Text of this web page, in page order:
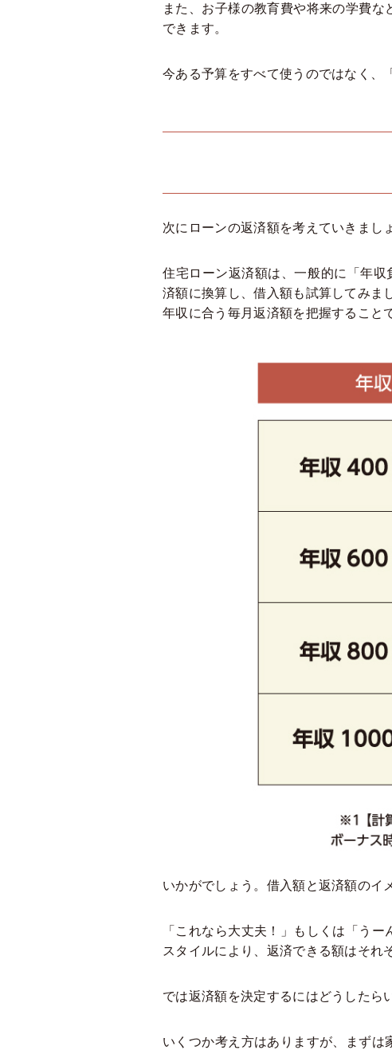
また、お子様の教育費や将来の学費
できます。
今ある予算をすべて使うのではなく、
次にローンの返済額を考えていきまし
住宅ローン返済額は、一般的に「年
済額に換算し、借入額も試算してみま
年収に合う毎月返済額を把握すること
いかがでしょう。借入額と返済額のイ
「これなら大丈夫！」もしくは「う
スタイルにより、返済できる額はそれ
では返済額を決定するにはどうしたら
いくつか考え方はありますが、まず